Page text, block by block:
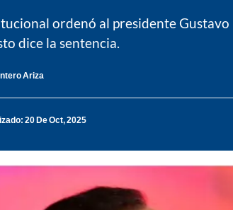
ordenó al presidente
dice la sentencia.
Ariza
20 De Oct, 2025